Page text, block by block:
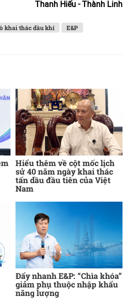
Thanh Hiếu - Thành Linh
khai thác dầu khí
E&P
Hiểu thêm về cột mốc lịch
sử 40 năm ngày khai thác
tấn dầu đầu tiên của Việt
Nam
Đẩy nhanh E&P: “Chìa khóa”
giảm phụ thuộc nhập khẩu
năng lượng